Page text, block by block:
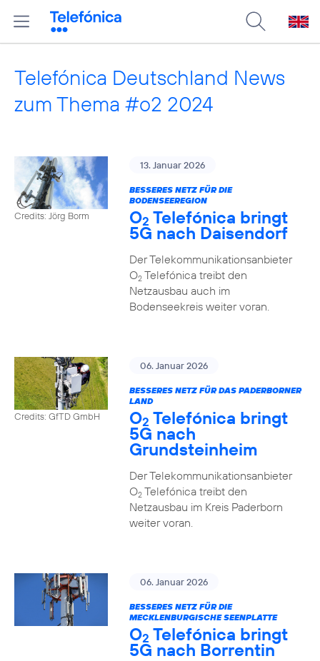
Telefónica Deutschland News
zum Thema #o2 2024
Credits: Jörg Borm
13. Januar 2026
BESSERES NETZ FÜR DIE
BODENSEEREGION
O2 Telefónica bringt
5G nach Daisendorf
Der Telekommunikationsanbieter
O2Telefónica treibt den
Netzausbau auch im
Bodenseekreis weiter voran.
Credits: GfTD GmbH
06. Januar 2026
BESSERES NETZ FÜR DAS PADERBORNER
LAND
O2 Telefónica bringt
5G nach
Grundsteinheim
Der Telekommunikationsanbieter
O2Telefónica treibt den
Netzausbau im Kreis Paderborn
weiter voran.
06. Januar 2026
BESSERES NETZ FÜR DIE
MECKLENBURGISCHE SEENPLATTE
O2 Telefónica bringt
5G nach Borrentin